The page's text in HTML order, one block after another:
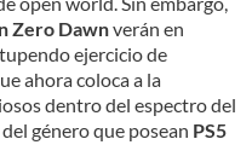
Zero Dawnverán en
ejercicio de
ahora coloca a la
dentro del espectro del
género que posean PS5